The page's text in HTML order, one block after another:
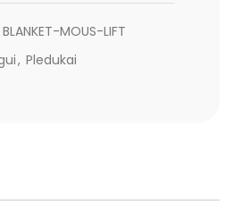
BLANKET-MOUS-LIFT
, Pledukai